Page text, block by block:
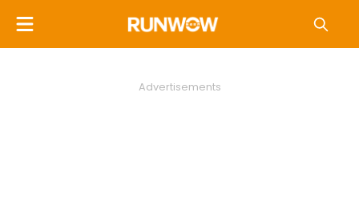
Advertisements